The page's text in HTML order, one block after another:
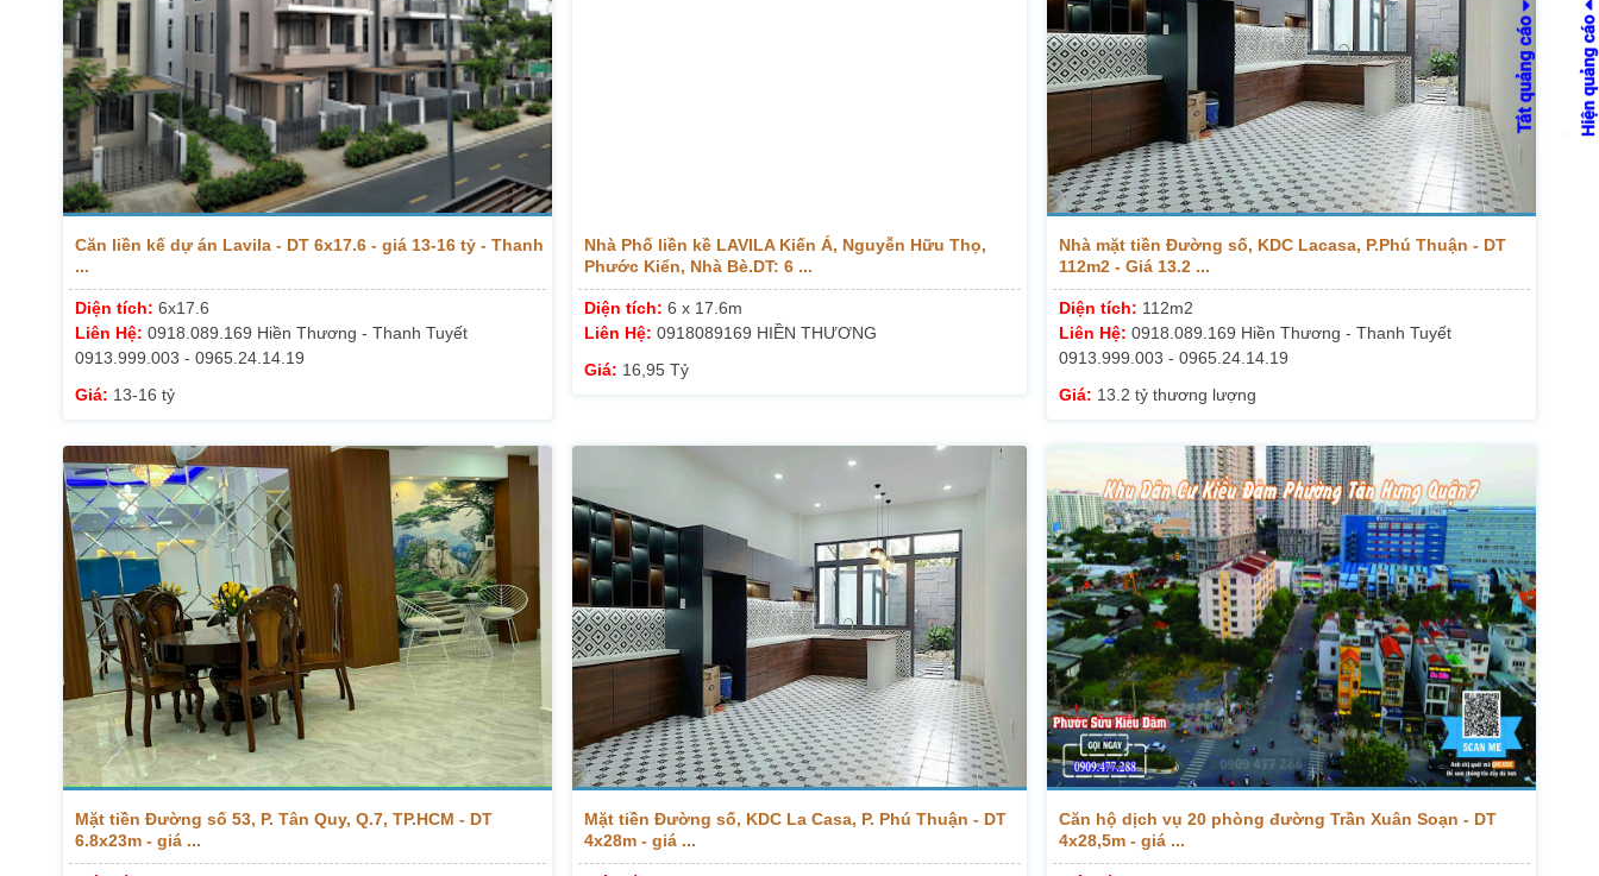
Căn liền kế dự án Lavila - DT 6x17.6 - giá 13-16 tỷ - Thanh
...
Diện tích: 6x17.6
Liên Hệ: 0918.089.169 Hiền Thương - Thanh Tuyết
0913.999.003 - 0965.24.14.19
Giá: 13-16 tỷ
Nhà Phố liền kề LAVILA Kiến Á, Nguyễn Hữu Thọ,
Phước Kiển, Nhà Bè.DT: 6 ...
Diện tích:6 x 17.6m
Liên Hệ:0918089169 HIỀN THƯƠNG
Giá: 16,95 Tỷ
Nhà mặt tiền Đường số, KDC Lacasa, P.Phú Thuận - DT
112m2 - Giá 13.2 ...
Diện tích: 112m2
Liên Hệ: 0918.089.169 Hiền Thương - Thanh Tuyết
0913.999.003 - 0965.24.14.19
Giá: 13.2 tỷ thương lượng
Mặt tiền Đường số 53, P. Tân Quy, Q.7, TP.HCM - DT
6.8x23m - giá ...
Mặt tiền Đường số, KDC La Casa, P. Phú Thuận - DT
4x28m - giá ...
Căn hộ dịch vụ 20 phòng đường Trần Xuân Soạn - DT
4x28,5m - giá ...